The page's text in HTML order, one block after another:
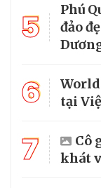
5
Phú
đảo
6
World
tại
7
Cô
khát